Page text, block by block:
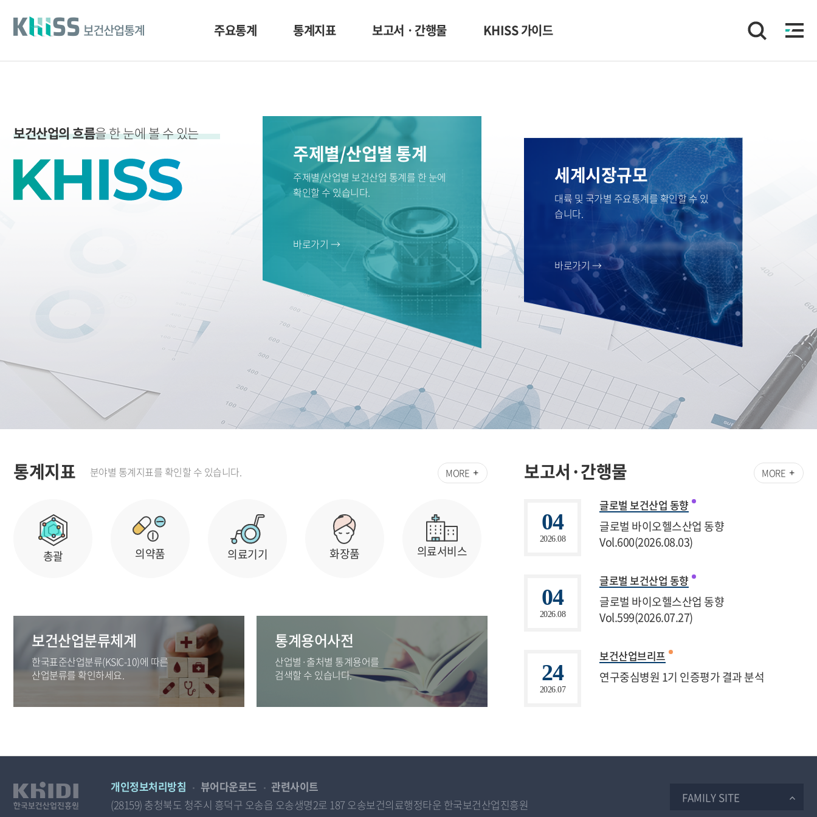
건
주요통계 통계지표 보고서ㆍ간행물 KHISS 가이드
보건산업의 흐름을 한 눈에 볼 수 있는
주제별/산업별 통계
주제별/산업별 보건산업 통계를 한 눈에
확인할 수 있습니다.
바로가기 →
세계시장규모
대륙 및 국가별 주요통계를 확인할 수 있
습니다.
바로가기 →
통계지표 분야별 통계지표를 확인할 수 있습니다.
총괄 의약품 의료기기 화장품 의료서비스
MORE
보건산업분류체계
한국표준산업분류(KSIC-10)에 따른
산업분류를 확인하세요.
통계용어사전
산업별·출처별 통계용어를
검색할 수 있습니다.
보고서·간행물
04
2026.08
글로벌 보건산업 동향
글로벌 바이오헬스산업 동향
Vol.600(2026.08.03)
04
2026.08
글로벌 보건산업 동향
글로벌 바이오헬스산업 동향
Vol.599(2026.07.27)
24
2026.07
보건산업브리프
연구중심병원 1기 인증평가 결과 분석
MORE
개인정보처리방침 뷰어다운로드
관련사이트
(28159) 충청북도 청주시 흥덕구 오송읍 오송생명2로 187 오송보건의료행정타운 한국보건산업진흥원
FAMILY SITE